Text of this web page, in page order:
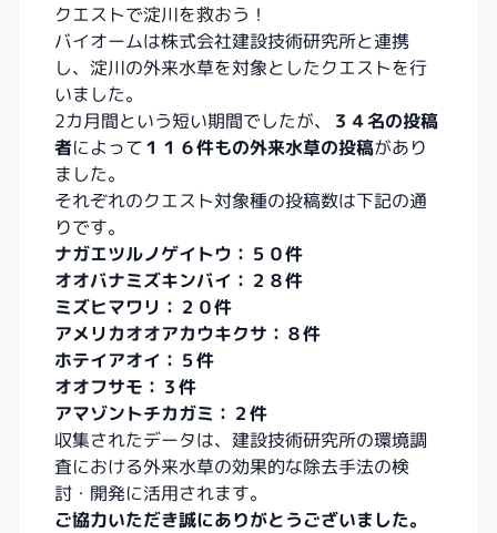
クエストで淀川を救おう！
バイオームは株式会社建設技術研究所と連携
し、淀川の外来水草を対象としたクエストを行
いました。
2カ月間という短い期間でしたが、
３４名の投稿
者によって１１６件もの外来水草の投稿があり
ました。
それぞれのクエスト対象種の投稿数は下記の通
りです。
ナガエツルノゲイトウ：５０件
オオバナミズキンバイ：２８件
ミズヒマワリ：２０件
アメリカオオアカウキクサ：８件
ホテイアオイ：５件
オオフサモ：３件
アマゾントチカガミ：２件
収集されたデータは、建設技術研究所の環境調
査における外来水草の効果的な除去手法の検
討・開発に活用されます。
ご協力いただき誠にありがとうございました。